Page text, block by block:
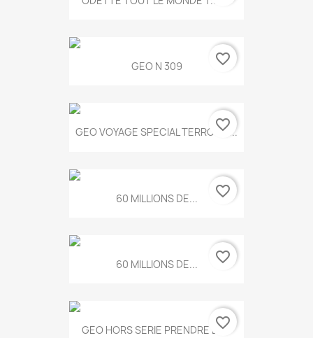
GEO N 309 favorite_border
GEO VOYAGE SPECIAL TERROIRS...
favorite_border
60 MILLIONS DE... favorite_border
60 MILLIONS DE... favorite_border
GEO HORS SERIE PRENDRE LE...
favorite_border